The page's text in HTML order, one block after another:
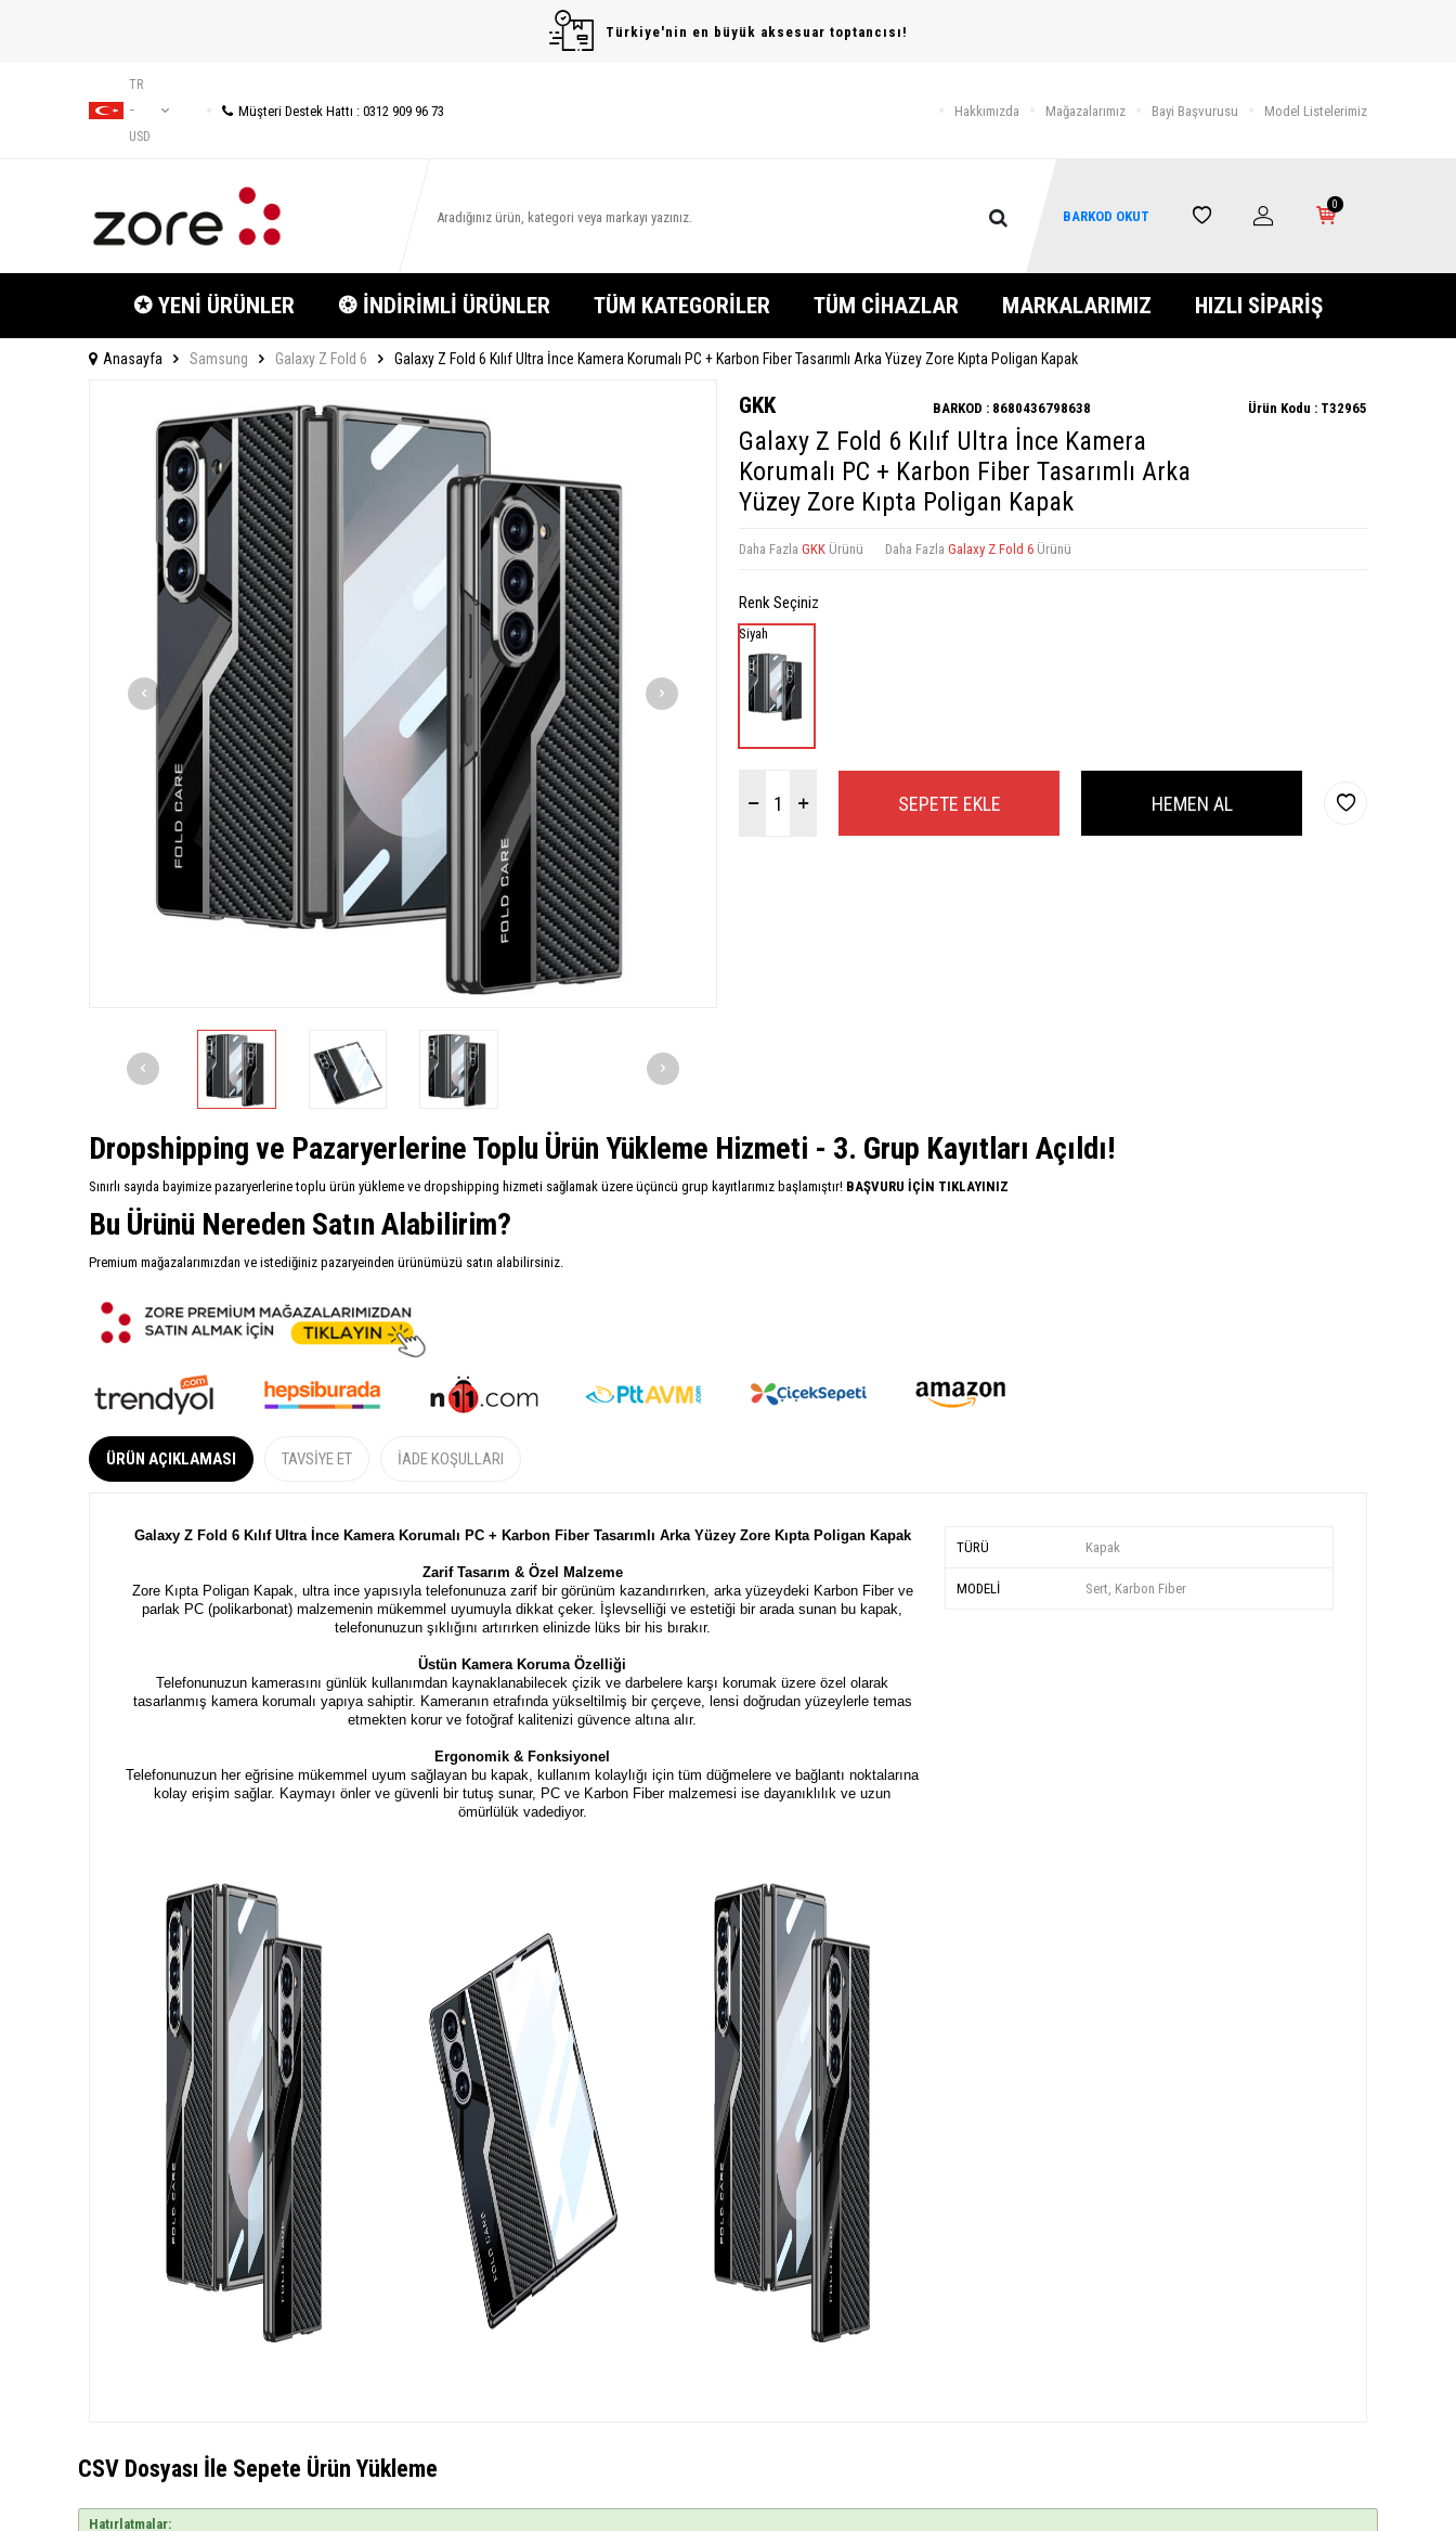
Türkiye'nin en büyük aksesuar toptancısı!
TR
−
USD
Müşteri Destek Hattı : 0312 909 96 73 Hakkımızda Mağazalarımız Bayi Başvurusu Model Listelerimiz
BARKOD OKUT
0
✪ YENİ ÜRÜNLER ❂ İNDİRİMLİ ÜRÜNLER TÜM KATEGORİLER TÜM CİHAZLAR MARKALARIMIZ HIZLI SİPARİŞ
Anasayfa Samsung Galaxy Z Fold 6 Galaxy Z Fold 6 Kılıf Ultra İnce Kamera Korumalı PC + Karbon Fiber Tasarımlı Arka Yüzey Zore Kıpta Poligan Kapak
GKK BARKOD : 8680436798638 Ürün Kodu : T32965
Galaxy Z Fold 6 Kılıf Ultra İnce Kamera
Korumalı PC + Karbon Fiber Tasarımlı Arka
Yüzey Zore Kıpta Poligan Kapak
Daha Fazla GKK Ürünü Daha Fazla Galaxy Z Fold 6 Ürünü
Renk Seçiniz
Siyah
SEPETE EKLE HEMEN AL
Dropshipping ve Pazaryerlerine Toplu Ürün Yükleme Hizmeti - 3. Grup Kayıtları Açıldı!
Sınırlı sayıda bayimize pazaryerlerine toplu ürün yükleme ve dropshipping hizmeti sağlamak üzere üçüncü grup kayıtlarımız başlamıştır! BAŞVURU İÇİN TIKLAYINIZ
Bu Ürünü Nereden Satın Alabilirim?
Premium mağazalarımızdan ve istediğiniz pazaryeinden ürünümüzü satın alabilirsiniz.
ÜRÜN AÇIKLAMASI TAVSIYE ET İADE KOŞULLARI
Galaxy Z Fold 6 Kılıf Ultra İnce Kamera Korumalı PC + Karbon Fiber Tasarımlı Arka Yüzey Zore Kıpta Poligan Kapak
Zarif Tasarım & Özel Malzeme
Zore Kıpta Poligan Kapak, ultra ince yapısıyla telefonunuza zarif bir görünüm kazandırırken, arka yüzeydeki Karbon Fiber ve
parlak PC (polikarbonat) malzemenin mükemmel uyumuyla dikkat çeker. İşlevselliği ve estetiği bir arada sunan bu kapak,
telefonunuzun şıklığını artırırken elinizde lüks bir his bırakır.
Üstün Kamera Koruma Özelliği
Telefonunuzun kamerasını günlük kullanımdan kaynaklanabilecek çizik ve darbelere karşı korumak üzere özel olarak
tasarlanmış kamera korumalı yapıya sahiptir. Kameranın etrafında yükseltilmiş bir çerçeve, lensi doğrudan yüzeylerle temas
etmekten korur ve fotoğraf kalitenizi güvence altına alır.
Ergonomik & Fonksiyonel
Telefonunuzun her eğrisine mükemmel uyum sağlayan bu kapak, kullanım kolaylığı için tüm düğmelere ve bağlantı noktalarına
kolay erişim sağlar. Kaymayı önler ve güvenli bir tutuş sunar, PC ve Karbon Fiber malzemesi ise dayanıklılık ve uzun
ömürlülük vadediyor.
TÜRÜ Kapak
MODELİ Sert, Karbon Fiber
CSV Dosyası İle Sepete Ürün Yükleme
Hatırlatmalar: